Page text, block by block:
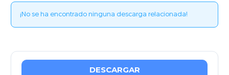
¡No se ha encontrado ninguna descarga relacionada!
DESCARGAR